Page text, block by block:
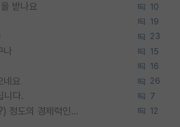
받나요 10
19
23
나 15
16
네요 26
니다. 7
박사진학하기에 2억은 괜찮은 (?) 정도의 경제력인가요 12